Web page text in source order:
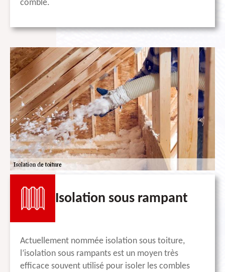
comble.
Isolation sous rampant
Actuellement nommée isolation sous toiture,
l’isolation sous rampants est un moyen très
efficace souvent utilisé pour isoler les combles